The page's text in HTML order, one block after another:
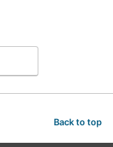
Back to top